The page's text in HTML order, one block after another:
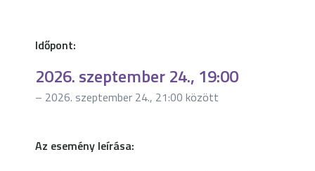
Időpont:
2026. szeptember 24., 19:00
– 2026. szeptember 24., 21:00 között
Az esemény leírása: